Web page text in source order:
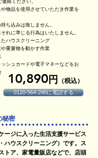
絡ください。
物品を使用させていただき作業を
ち込みは致しません。
れに準じる行為はいたしません。
ハウスクリーニング
重量物を動かす作業
シュカードや電子マネーなどをお
10,890円 （税込）
0120-564-240に電話する
秘密
ージに入った生活支援サービス
ハウスクリーニング）です。ス
トア、家電量販店などで、店頭